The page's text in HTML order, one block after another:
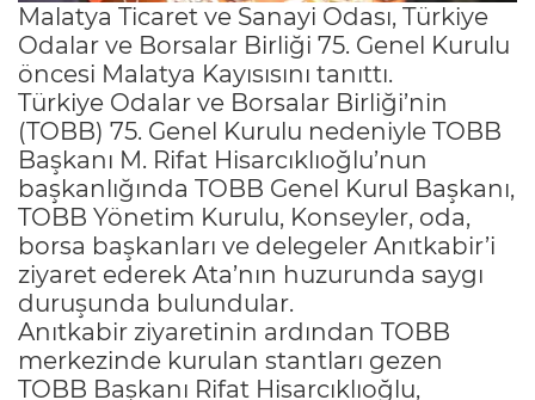
Malatya Ticaret ve Sanayi Odası, Türkiye
Odalar ve Borsalar Birliği 75. Genel Kurulu
öncesi Malatya Kayısısını tanıttı.
Türkiye Odalar ve Borsalar Birliği’nin
(TOBB) 75. Genel Kurulu nedeniyle TOBB
Başkanı M. Rifat Hisarcıklıoğlu’nun
başkanlığında TOBB Genel Kurul Başkanı,
TOBB Yönetim Kurulu, Konseyler, oda,
borsa başkanları ve delegeler Anıtkabir’i
ziyaret ederek Ata’nın huzurunda saygı
duruşunda bulundular.
Anıtkabir ziyaretinin ardından TOBB
merkezinde kurulan stantları gezen
TOBB Başkanı Rifat Hisarcıklıoğlu,